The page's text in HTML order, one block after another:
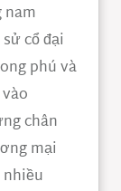
nam
cổ đại
phú và
chân
mại